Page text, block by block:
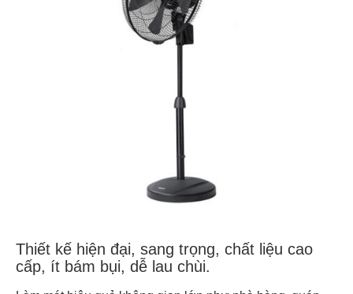
Thiết kế hiện đại, sang trọng, chất liệu cao
cấp, ít bám bụi, dễ lau chùi.